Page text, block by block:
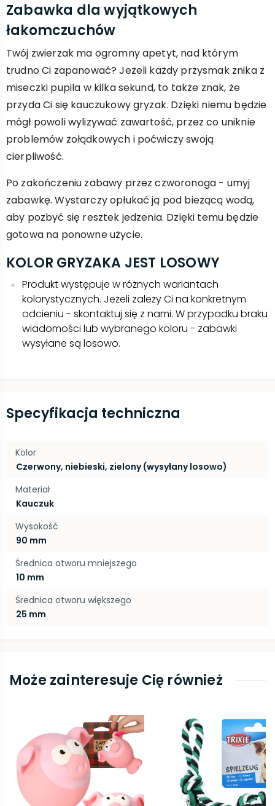
Zabawka dla wyjątkowych
łakomczuchów
Twój zwierzak ma ogromny apetyt, nad którym
trudno Ci zapanować? Jeżeli każdy przysmak znika z
miseczki pupila w kilka sekund, to także znak, że
przyda Ci się kauczukowy gryzak. Dzięki niemu będzie
mógł powoli wylizywać zawartość, przez co uniknie
problemów żołądkowych i poćwiczy swoją
cierpliwość.
Po zakończeniu zabawy przez czworonoga - umyj
zabawkę. Wystarczy opłukać ją pod bieżącą wodą,
aby pozbyć się resztek jedzenia. Dzięki temu będzie
gotowa na ponowne użycie.
KOLOR GRYZAKA JEST LOSOWY
Produkt występuje w różnych wariantach
kolorystycznych. Jeżeli zależy Ci na konkretnym
odcieniu - skontaktuj się z nami. W przypadku braku
wiadomości lub wybranego koloru - zabawki
wysyłane są losowo.
Specyfikacja techniczna
Kolor
Czerwony, niebieski, zielony (wysyłany losowo)
Materiał
Kauczuk
Wysokość
90 mm
Średnica otworu mniejszego
10 mm
Średnica otworu większego
25 mm
Może zainteresuje Cię również